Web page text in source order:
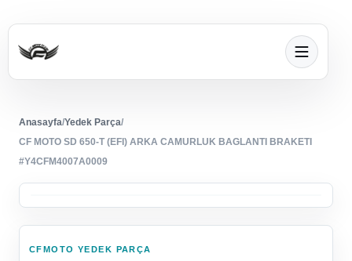
Anasayfa/Yedek Parça/
CF MOTO SD 650-T (EFI) ARKA CAMURLUK BAGLANTI BRAKETI
#Y4CFM4007A0009
CFMOTO YEDEK PARÇA